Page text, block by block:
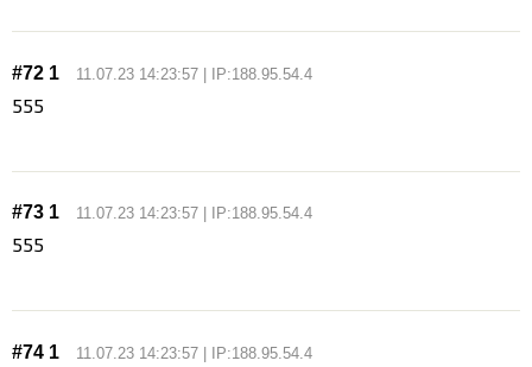
#72 1 11.07.23 14:23:57 | IP:188.95.54.4
555
#73 1 11.07.23 14:23:57 | IP:188.95.54.4
555
#74 1 11.07.23 14:23:57 | IP:188.95.54.4